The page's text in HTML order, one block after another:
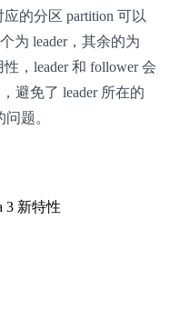
的分区 partition 可以
为 leader，其余的为
，leader 和 follower 会
避免了 leader 所在的
题。